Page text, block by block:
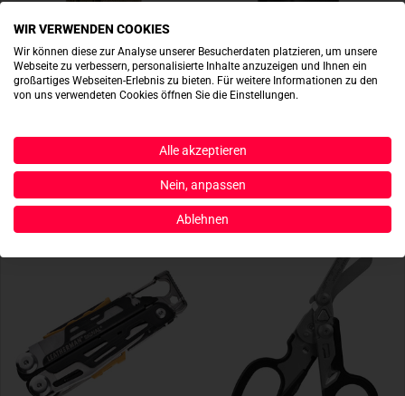
LEATHERMAN
€ 24,90
LEATHERMAN
€ 24,90
NEU
WIR VERWENDEN COOKIES
Wir können diese zur Analyse unserer Besucherdaten platzieren, um unsere
Webseite zu verbessern, personalisierte Inhalte anzuzeigen und Ihnen ein
großartiges Webseiten-Erlebnis zu bieten. Für weitere Informationen zu den
von uns verwendeten Cookies öffnen Sie die Einstellungen.
Alle akzeptieren
Nein, anpassen
Ablehnen